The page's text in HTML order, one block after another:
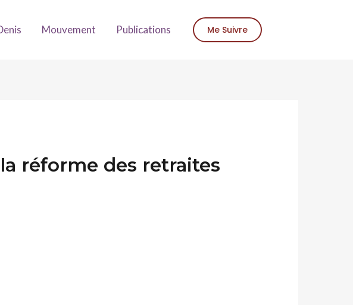
Mouvement Publications Me Suivre
réforme des retraites